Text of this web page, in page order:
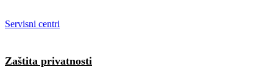
Servisni centri
Zaštita privatnosti